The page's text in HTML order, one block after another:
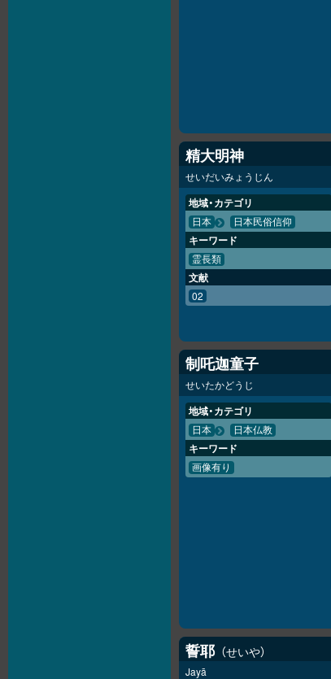
精大明神
せいだいみょうじん
地域・カテゴリ
日本 日本民俗信仰
キーワード
霊長類
文献
02
制吒迦童子
せいたかどうじ
地域・カテゴリ
日本 日本仏教
キーワード
画像有り
誓耶 せいや
Jayā